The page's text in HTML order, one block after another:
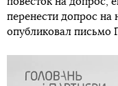
перенести допрос на
опубликовал письмо